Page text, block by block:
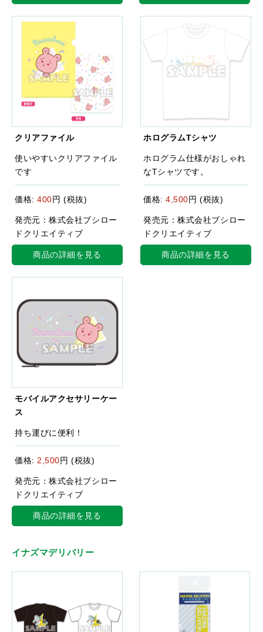
クリアファイル
使いやすいクリアファイル
です
価格:400円 (税抜)
発売元：株式会社ブシロー
ドクリエイティブ
商品の詳細を見る
ホログラムTシャツ
ホログラム仕様がおしゃれ
なTシャツです。
価格:4,500円 (税抜)
発売元：株式会社ブシロー
ドクリエイティブ
商品の詳細を見る
モバイルアクセサリーケー
ス
持ち運びに便利！
価格: 2,500円 (税抜)
発売元：株式会社ブシロー
ドクリエイティブ
商品の詳細を見る
イナズマデリバリー